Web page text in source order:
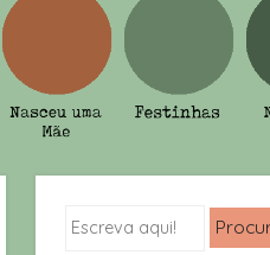
Search